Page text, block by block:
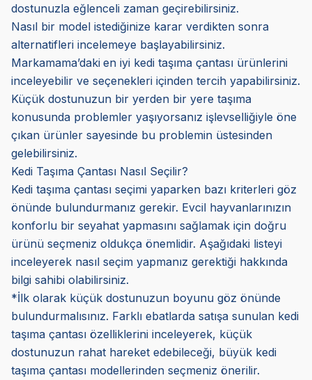
dostunuzla eğlenceli zaman geçirebilirsiniz.
Nasıl bir model istediğinize karar verdikten sonra
alternatifleri incelemeye başlayabilirsiniz.
Markamama’daki en iyi kedi taşıma çantası ürünlerini
inceleyebilir ve seçenekleri içinden tercih yapabilirsiniz.
Küçük dostunuzun bir yerden bir yere taşıma
konusunda problemler yaşıyorsanız işlevselliğiyle öne
çıkan ürünler sayesinde bu problemin üstesinden
gelebilirsiniz.
Kedi Taşıma Çantası Nasıl Seçilir?
Kedi taşıma çantası seçimi yaparken bazı kriterleri göz
önünde bulundurmanız gerekir. Evcil hayvanlarınızın
konforlu bir seyahat yapmasını sağlamak için doğru
ürünü seçmeniz oldukça önemlidir. Aşağıdaki listeyi
inceleyerek nasıl seçim yapmanız gerektiği hakkında
bilgi sahibi olabilirsiniz.
*İlk olarak küçük dostunuzun boyunu göz önünde
bulundurmalısınız. Farklı ebatlarda satışa sunulan kedi
taşıma çantası özelliklerini inceleyerek, küçük
dostunuzun rahat hareket edebileceği, büyük kedi
taşıma çantası modellerinden seçmeniz önerilir.